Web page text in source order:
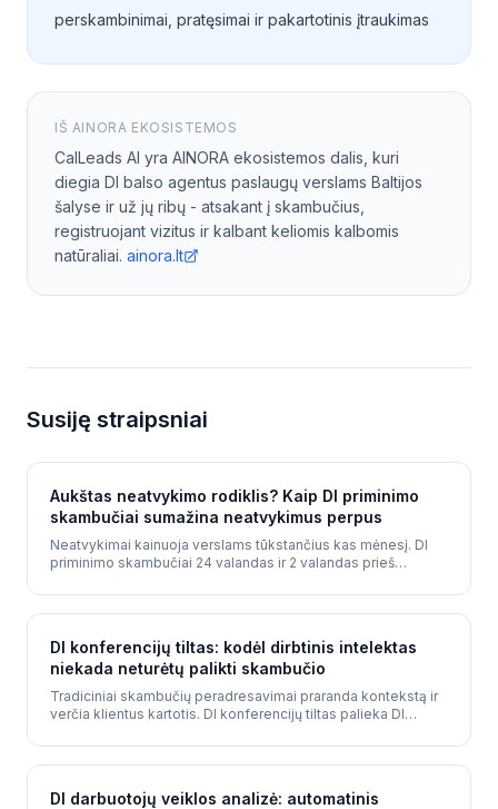
perskambinimai, pratęsimai ir pakartotinis įtraukimas
IŠ AINORA EKOSISTEMOS
CalLeads AI yra AINORA ekosistemos dalis, kuri
diegia DI balso agentus paslaugų verslams Baltijos
šalyse ir už jų ribų - atsakant į skambučius,
registruojant vizitus ir kalbant keliomis kalbomis
natūraliai. ainora.lt
Susiję straipsniai
Aukštas neatvykimo rodiklis? Kaip DI priminimo
skambučiai sumažina neatvykimus perpus
Neatvykimai kainuoja verslams tūkstančius kas mėnesį. DI
priminimo skambučiai 24 valandas ir 2 valandas prieš
DI konferencijų tiltas: kodėl dirbtinis intelektas
niekada neturėtų palikti skambučio
Tradiciniai skambučių peradresavimai praranda kontekstą ir
verčia klientus kartotis. DI konferencijų tiltas palieka DI
vadovus ir fiksuoja duomenis realiu laiku.
DI darbuotojų veiklos analizė: automatinis